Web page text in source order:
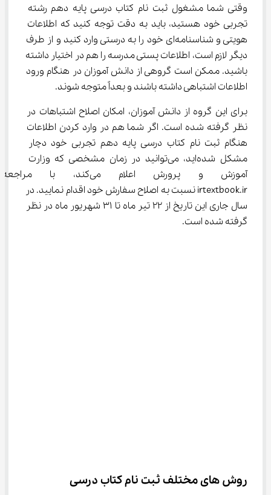
وقتی شما مشغول ثبت نام کتاب درسی پایه دهم رشته
تجربی خود هستید، باید به دقت توجه کنید که اطلاعات
هویتی و شناسنامه‌ای خود را به درستی وارد کنید و از طرف
دیگر لازم است، اطلاعات پستی مدرسه را هم در اختیار داشته
باشید. ممکن است گروهی از دانش آموزان در هنگام ورود
اطلاعات اشتباهی داشته باشند و بعداً متوجه شوند.
برای این گروه از دانش آموزان، امکان اصلاح اشتباهات در
نظر گرفته شده است. اگر شما هم در وارد کردن اطلاعات
هنگام ثبت نام کتاب درسی پایه دهم تجربی خود دچار
مشکل شده‌اید، می‌توانید در زمان مشخصی که وزارت
آموزش و پرورش اعلام
irtextbook.ir نسبت به اصلاح سفارش خود اقدام نمایید. در
سال جاری این تاریخ از 22 تیر ماه تا ۳۱ شهریور ماه در نظر
گرفته شده است.
روش ‌های مختلف ثبت نام کتاب درسی